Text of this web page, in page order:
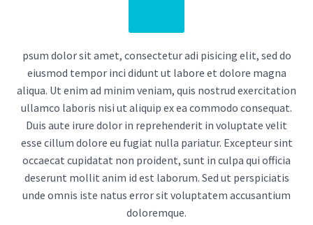
psum dolor sit amet, consectetur adi pisicing elit, sed do
eiusmod tempor inci didunt ut labore et dolore magna
aliqua. Ut enim ad minim veniam, quis nostrud exercitation
ullamco laboris nisi ut aliquip ex ea commodo consequat.
Duis aute irure dolor in reprehenderit in voluptate velit
esse cillum dolore eu fugiat nulla pariatur. Excepteur sint
occaecat cupidatat non proident, sunt in culpa qui officia
deserunt mollit anim id est laborum. Sed ut perspiciatis
unde omnis iste natus error sit voluptatem accusantium
doloremque.